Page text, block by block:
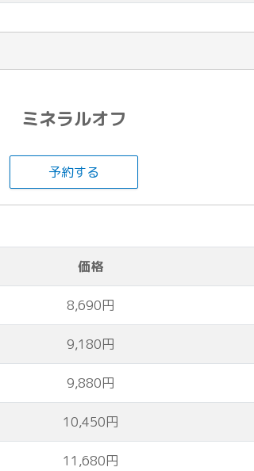
ミネラルオフ
予約する
価格
8,690円
9,180円
9,880円
10,450円
11,680円